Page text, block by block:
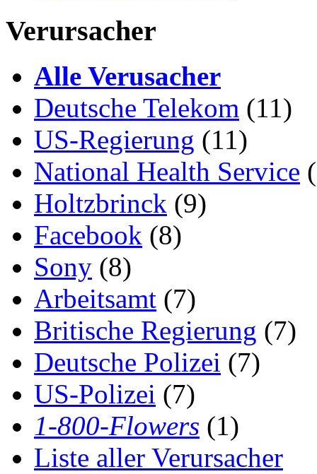
Verursacher
Alle Verusacher
Deutsche Telekom (11)
US-Regierung (11)
National Health Service
Holtzbrinck (9)
Facebook (8)
Sony (8)
Arbeitsamt (7)
Britische Regierung (7)
Deutsche Polizei (7)
US-Polizei (7)
1-800-Flowers (1)
Liste aller Verursacher